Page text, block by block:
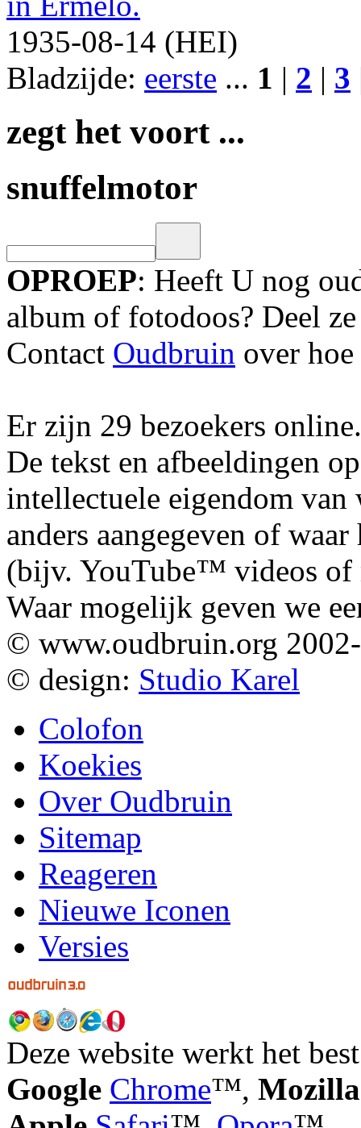
1935-08-14 (HEI)
Bladzijde: eerste ... 1 | 2 | 3
zegt het voort ...
snuffelmotor
OPROEP: Heeft U nog
album of fotodoos? Deel
Contact Oudbruin over
Er zijn 29 bezoekers online.
De tekst en afbeeldingen
intellectuele eigendom
anders aangegeven of
(bijv. YouTube™ videos of
Waar mogelijk geven we
© www.oudbruin.org
© design: Studio Karel
Colofon
Koekies
Over Oudbruin
Sitemap
Reageren
Nieuwe Iconen
Versies
Deze website werkt het
Google Chrome™, Mozilla